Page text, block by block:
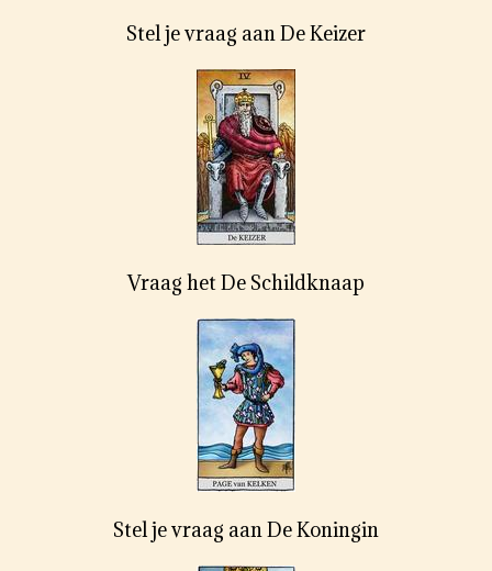
Stel je vraag aan De Keizer
Vraag het De Schildknaap
Stel je vraag aan De Koningin